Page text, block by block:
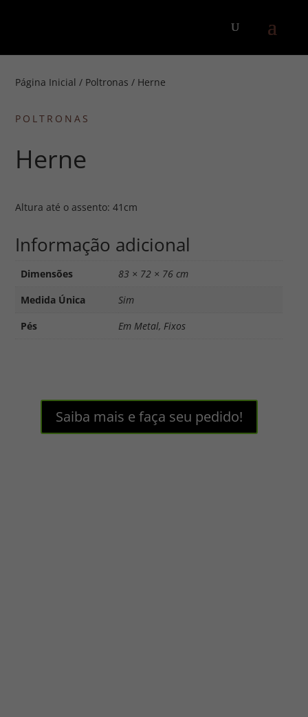
Página Inicial / Poltronas / Herne
POLTRONAS
Herne
Altura até o assento: 41cm
Informação adicional
Dimensões
83 × 72 × 76 cm
Medida Única
Sim
Pés
Em Metal, Fixos
Saiba mais e faça seu pedido!